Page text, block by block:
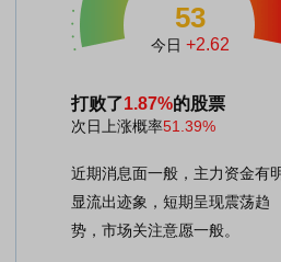
53
今日 +2.62
打败了1.87%的股票
次日上涨概率51.39%
近期消息面一般，主力资金有
显流出迹象，短期呈现震荡趋
势，市场关注意愿一般。